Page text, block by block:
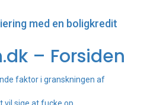
med en boligkredit
– Forsiden
faktor i granskningen af
vil sige at fucke op